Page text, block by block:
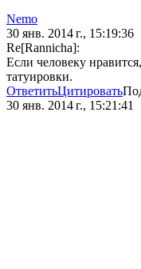
Nеmо
30 янв. 2014 г., 15:19:36
Re[Rannicha]:
Если человеку
татуировки.
ОтветитьЦитировать
30 янв. 2014 г., 15:21:41